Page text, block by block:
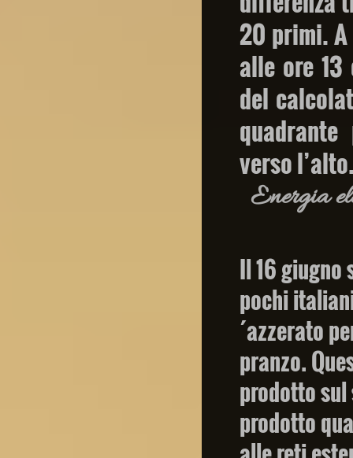
20 primi.
alle ore
del
verso
Energia
Il 16 giugno
pochi
´azzerato
pranzo.
prodotto sul
prodotto